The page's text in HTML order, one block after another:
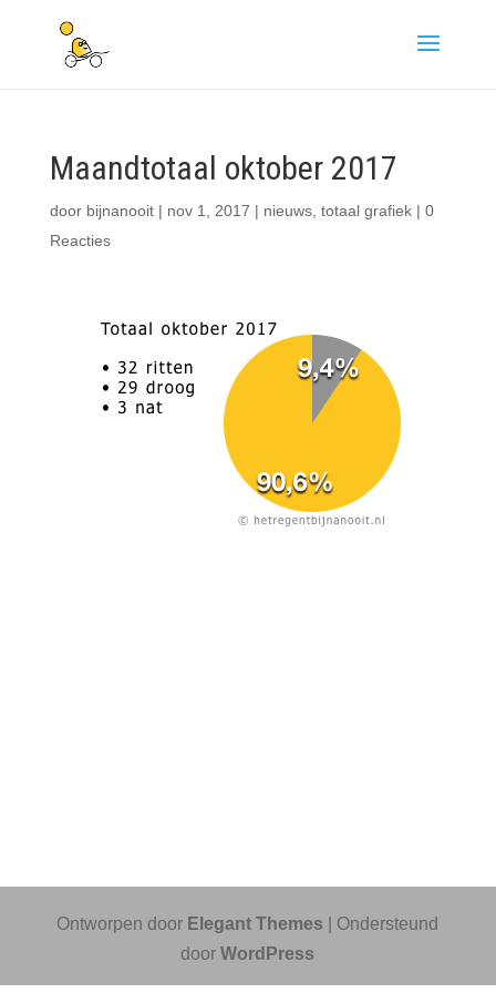
Maandtotaal oktober 2017
door bijnanooit| nov 1, 2017 | nieuws, totaal grafiek| 0
Reacties
Ontworpen door Elegant Themes | Ondersteund
doorWordPress